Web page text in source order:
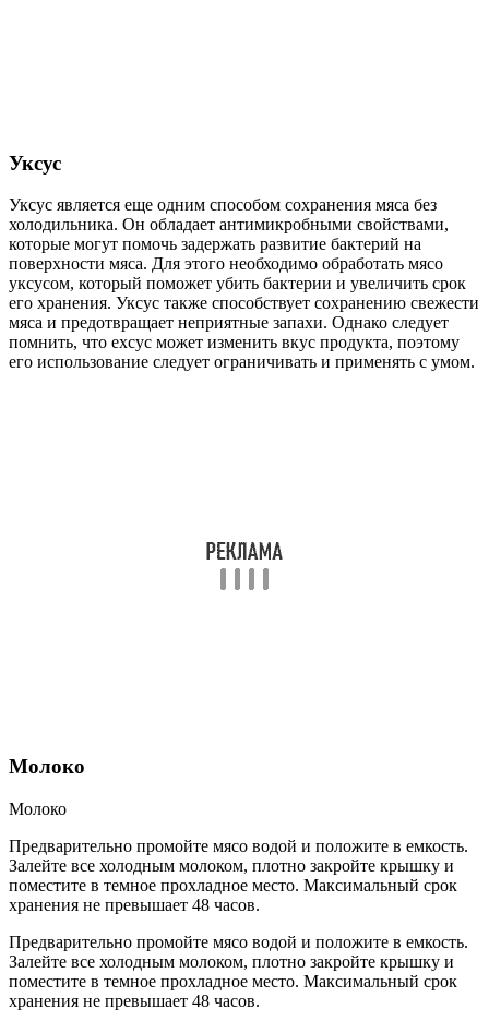
Уксус
Уксус является еще одним способом сохранения мяса без
холодильника. Он обладает антимикробными свойствами,
которые могут помочь задержать развитие бактерий на
поверхности мяса. Для этого необходимо обработать мясо
уксусом, который поможет убить бактерии и увеличить срок
его хранения. Уксус также способствует сохранению свежести
мяса и предотвращает неприятные запахи. Однако следует
помнить, что exсус может изменить вкус продукта, поэтому
его использование следует ограничивать и применять с умом.
Молоко
Молоко
Предварительно промойте мясо водой и положите в емкость.
Залейте все холодным молоком, плотно закройте крышку и
поместите в темное прохладное место. Максимальный срок
хранения не превышает 48 часов.
Предварительно промойте мясо водой и положите в емкость.
Залейте все холодным молоком, плотно закройте крышку и
поместите в темное прохладное место. Максимальный срок
хранения не превышает 48 часов.